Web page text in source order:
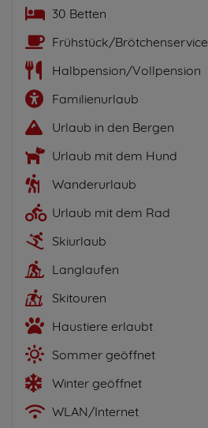
30 Betten
Frühstück/Brötchenservice
Halbpension/Vollpension
Familienurlaub
Urlaub in den Bergen
Urlaub mit dem Hund
Wanderurlaub
Urlaub mit dem Rad
Skiurlaub
Langlaufen
Skitouren
Haustiere erlaubt
Sommer geöffnet
Winter geöffnet
WLAN/Internet